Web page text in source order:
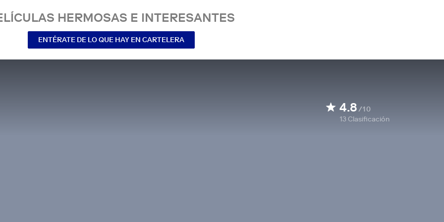
HERMOSAS E INTERESANTES
ENTÉRATE DE LO QUE HAY EN CARTELERA
4.8/10
13Clasificación